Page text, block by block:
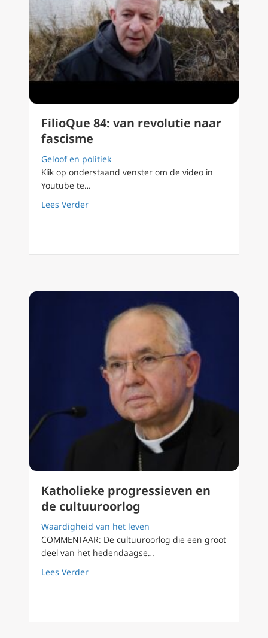
FilioQue 84: van revolutie naar
fascisme
Geloof en politiek
Klik op onderstaand venster om de video in
Youtube te…
Lees Verderabout FilioQue 84: van revolutie naar
Katholieke progressieven en
de cultuuroorlog
Waardigheid van het leven
COMMENTAAR: De cultuuroorlog die een groot
deel van het hedendaagse…
Lees Verderabout Katholieke progressieven en de